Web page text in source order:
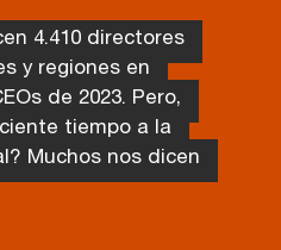
4.410 directores
y regiones en
de 2023. Pero,
tiempo a la
Muchos nos dicen